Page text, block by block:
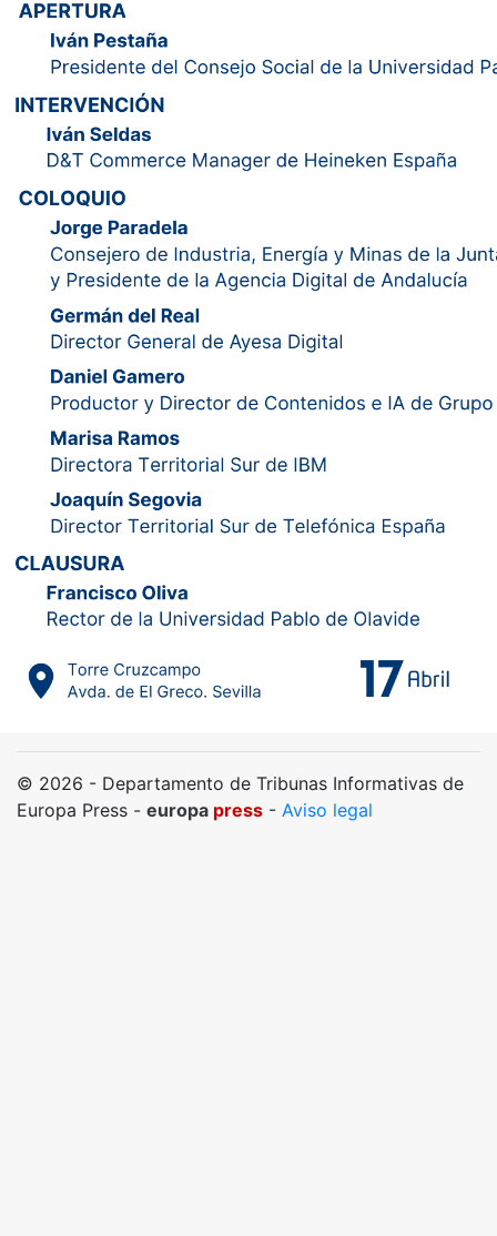
© 2026 - Departamento de Tribunas Informativas de
Europa Press - europa press - Aviso legal